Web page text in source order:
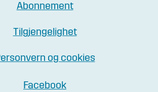
Abonnement
Tilgjengelighet
og cookies
Facebook